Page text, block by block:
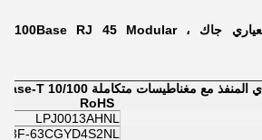
1 × 1 منفذ RJ45 معياري جاك ، 100Base RJ 45 Modular
RoHS
LPJ0013AHNL
13F-63CGYD4S2NL